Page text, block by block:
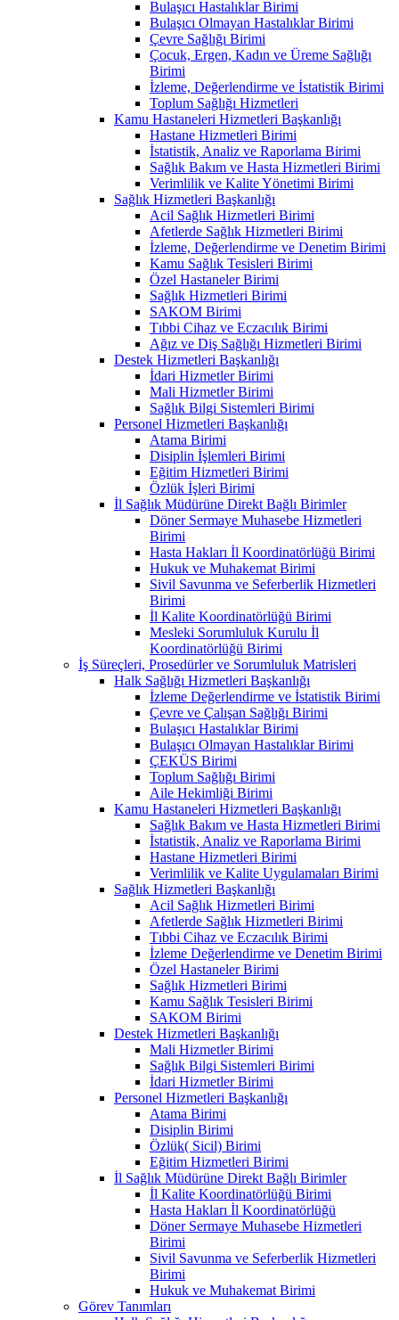
Bulaşıcı Hastalıklar Birimi
Bulaşıcı Olmayan Hastalıklar Birimi
Çevre Sağlığı Birimi
Çocuk, Ergen, Kadın ve Üreme Sağlığı
Birimi
İzleme, Değerlendirme ve İstatistik Birimi
Toplum Sağlığı Hizmetleri
Kamu Hastaneleri Hizmetleri Başkanlığı
Hastane Hizmetleri Birimi
İstatistik, Analiz ve Raporlama Birimi
Sağlık Bakım ve Hasta Hizmetleri Birimi
Verimlilik ve Kalite Yönetimi Birimi
Sağlık Hizmetleri Başkanlığı
Acil Sağlık Hizmetleri Birimi
Afetlerde Sağlık Hizmetleri Birimi
İzleme, Değerlendirme ve Denetim Birimi
Kamu Sağlık Tesisleri Birimi
Özel Hastaneler Birimi
Sağlık Hizmetleri Birimi
SAKOM Birimi
Tıbbi Cihaz ve Eczacılık Birimi
Ağız ve Diş Sağlığı Hizmetleri Birimi
Destek Hizmetleri Başkanlığı
İdari Hizmetler Birimi
Mali Hizmetler Birimi
Sağlık Bilgi Sistemleri Birimi
Personel Hizmetleri Başkanlığı
Atama Birimi
Disiplin İşlemleri Birimi
Eğitim Hizmetleri Birimi
Özlük İşleri Birimi
İl Sağlık Müdürüne Direkt Bağlı Birimler
Döner Sermaye Muhasebe Hizmetleri
Birimi
Hasta Hakları İl Koordinatörlüğü Birimi
Hukuk ve Muhakemat Birimi
Sivil Savunma ve Seferberlik Hizmetleri
Birimi
İl Kalite Koordinatörlüğü Birimi
Mesleki Sorumluluk Kurulu İl
Koordinatörlüğü Birimi
İş Süreçleri, Prosedürler ve Sorumluluk Matrisleri
Halk Sağlığı Hizmetleri Başkanlığı
İzleme Değerlendirme ve İstatistik Birimi
Çevre ve Çalışan Sağlığı Birimi
Bulaşıcı Hastalıklar Birimi
Bulaşıcı Olmayan Hastalıklar Birimi
ÇEKÜS Birimi
Toplum Sağlığı Birimi
Aile Hekimliği Birimi
Kamu Hastaneleri Hizmetleri Başkanlığı
Sağlık Bakım ve Hasta Hizmetleri Birimi
İstatistik, Analiz ve Raporlama Birimi
Hastane Hizmetleri Birimi
Verimlilik ve Kalite Uygulamaları Birimi
Sağlık Hizmetleri Başkanlığı
Acil Sağlık Hizmetleri Birimi
Afetlerde Sağlık Hizmetleri Birimi
Tıbbi Cihaz ve Eczacılık Birimi
İzleme Değerlendirme ve Denetim Birimi
Özel Hastaneler Birimi
Sağlık Hizmetleri Birimi
Kamu Sağlık Tesisleri Birimi
SAKOM Birimi
Destek Hizmetleri Başkanlığı
Mali Hizmetler Birimi
Sağlık Bilgi Sistemleri Birimi
İdari Hizmetler Birimi
Personel Hizmetleri Başkanlığı
Atama Birimi
Disiplin Birimi
Özlük( Sicil) Birimi
Eğitim Hizmetleri Birimi
İl Sağlık Müdürüne Direkt Bağlı Birimler
İl Kalite Koordinatörlüğü Birimi
Hasta Hakları İl Koordinatörlüğü
Döner Sermaye Muhasebe Hizmetleri
Birimi
Sivil Savunma ve Seferberlik Hizmetleri
Birimi
Hukuk ve Muhakemat Birimi
Görev Tanımları